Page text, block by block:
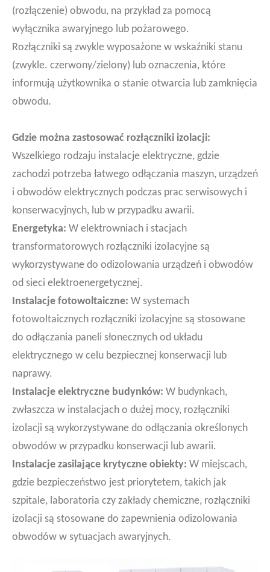
(rozłączenie) obwodu, na przykład za pomocą
wyłącznika awaryjnego lub pożarowego.
Rozłączniki są zwykle wyposażone w wskaźniki stanu
(zwykle. czerwony/zielony) lub oznaczenia, które
informują użytkownika o stanie otwarcia lub zamknięcia
obwodu.
Gdzie można zastosować rozłączniki izolacji:
Wszelkiego rodzaju instalacje elektryczne, gdzie
zachodzi potrzeba łatwego odłączania maszyn, urządzeń
i obwodów elektrycznych podczas prac serwisowych i
konserwacyjnych, lub w przypadku awarii.
Energetyka: W elektrowniach i stacjach
transformatorowych rozłączniki izolacyjne są
wykorzystywane do odizolowania urządzeń i obwodów
od sieci elektroenergetycznej.
Instalacje fotowoltaiczne: W systemach
fotowoltaicznych rozłączniki izolacyjne są stosowane
do odłączania paneli słonecznych od układu
elektrycznego w celu bezpiecznej konserwacji lub
naprawy.
Instalacje elektryczne budynków: W budynkach,
zwłaszcza w instalacjach o dużej mocy, rozłączniki
izolacji są wykorzystywane do odłączania określonych
obwodów w przypadku konserwacji lub awarii.
Instalacje zasilające krytyczne obiekty: W miejscach,
gdzie bezpieczeństwo jest priorytetem, takich jak
szpitale, laboratoria czy zakłady chemiczne, rozłączniki
izolacji są stosowane do zapewnienia odizolowania
obwodów w sytuacjach awaryjnych.